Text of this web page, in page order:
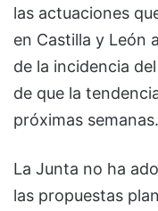
las actuaciones
en Castilla y León
de la incidencia
de que la
próximas semanas.
La Junta no ha
las propuestas